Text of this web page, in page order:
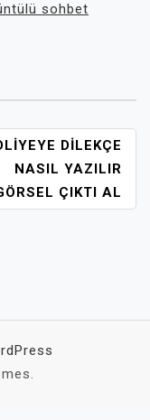
sohbet
DILEKÇE
NASIL YAZILIR
ÇIKTI AL